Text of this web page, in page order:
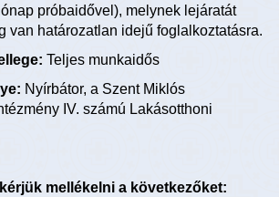
próbaidővel), melynek lejáratát
van határozatlan idejű foglalkoztatásra.
Teljes munkaidős
Nyírbátor, a Szent Miklós
IV. számú Lakásotthoni
mellékelni a következőket: